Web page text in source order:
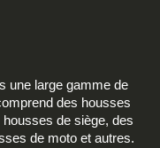
une large gamme de
des housses
de siège, des
de moto et autres.